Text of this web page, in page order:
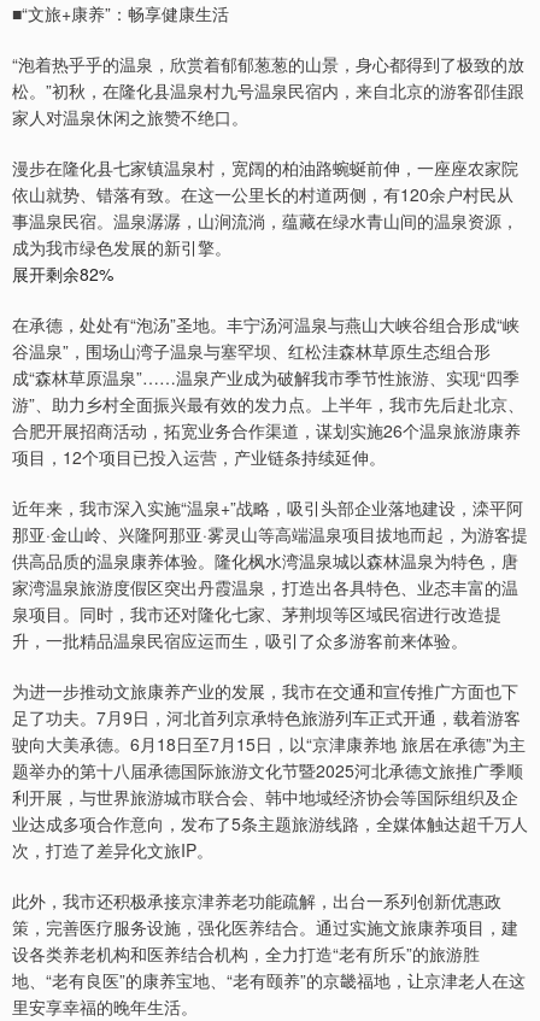
■“文旅+康养”：畅享健康生活
“泡着热乎乎的温泉，欣赏着郁郁葱葱的山景，身心都得到了极致的放
松。”初秋，在隆化县温泉村九号温泉民宿内，来自北京的游客邵佳跟
家人对温泉休闲之旅赞不绝口。
漫步在隆化县七家镇温泉村，宽阔的柏油路蜿蜒前伸，一座座农家院
依山就势、错落有致。在这一公里长的村道两侧，有120余户村民从
事温泉民宿。温泉潺潺，山涧流淌，蕴藏在绿水青山间的温泉资源，
成为我市绿色发展的新引擎。
展开剩余82%
在承德，处处有“泡汤”圣地。丰宁汤河温泉与燕山大峡谷组合形成“峡
谷温泉”，围场山湾子温泉与塞罕坝、红松洼森林草原生态组合形
成“森林草原温泉”……温泉产业成为破解我市季节性旅游、实现“四季
游”、助力乡村全面振兴最有效的发力点。上半年，我市先后赴北京、
合肥开展招商活动，拓宽业务合作渠道，谋划实施26个温泉旅游康养
项目，12个项目已投入运营，产业链条持续延伸。
近年来，我市深入实施“温泉+”战略，吸引头部企业落地建设，滦平阿
那亚·金山岭、兴隆阿那亚·雾灵山等高端温泉项目拔地而起，为游客提
供高品质的温泉康养体验。隆化枫水湾温泉城以森林温泉为特色，唐
家湾温泉旅游度假区突出丹霞温泉，打造出各具特色、业态丰富的温
泉项目。同时，我市还对隆化七家、茅荆坝等区域民宿进行改造提
升，一批精品温泉民宿应运而生，吸引了众多游客前来体验。
为进一步推动文旅康养产业的发展，我市在交通和宣传推广方面也下
足了功夫。7月9日，河北首列京承特色旅游列车正式开通，载着游客
驶向大美承德。6月18日至7月15日，以“京津康养地 旅居在承德”为主
题举办的第十八届承德国际旅游文化节暨2025河北承德文旅推广季顺
利开展，与世界旅游城市联合会、韩中地域经济协会等国际组织及企
业达成多项合作意向，发布了5条主题旅游线路，全媒体触达超千万人
次，打造了差异化文旅IP。
此外，我市还积极承接京津养老功能疏解，出台一系列创新优惠政
策，完善医疗服务设施，强化医养结合。通过实施文旅康养项目，建
设各类养老机构和医养结合机构，全力打造“老有所乐”的旅游胜
地、“老有良医”的康养宝地、“老有颐养”的京畿福地，让京津老人在这
里安享幸福的晚年生活。